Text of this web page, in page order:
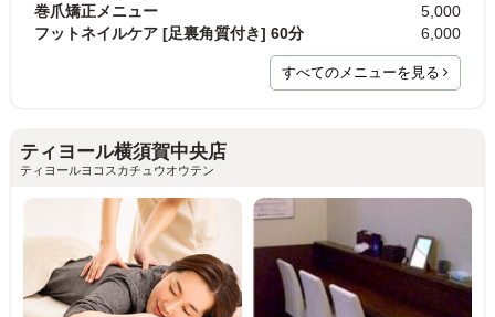
巻爪矯正メニュー
5,000
フットネイルケア [足裏角質付き] 60分
6,000
すべてのメニューを見る
ティヨール横須賀中央店
ティヨールヨコスカチュウオウテン